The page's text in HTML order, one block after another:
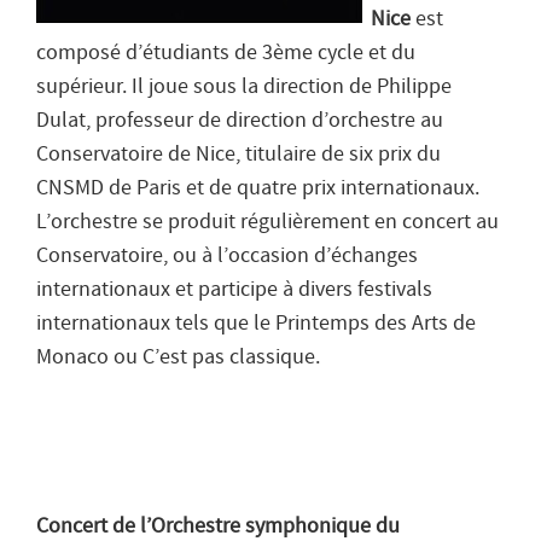
Nice est
composé d’étudiants de 3ème cycle et du
supérieur. Il joue sous la direction de Philippe
Dulat, professeur de direction d’orchestre au
Conservatoire de Nice, titulaire de six prix du
CNSMD de Paris et de quatre prix internationaux.
L’orchestre se produit régulièrement en concert au
Conservatoire, ou à l’occasion d’échanges
internationaux et participe à divers festivals
internationaux tels que le Printemps des Arts de
Monaco ou C’est pas classique.
Concert de l’Orchestre symphonique du